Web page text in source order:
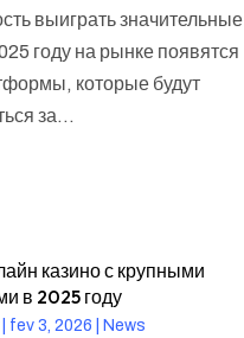
выиграть значительные
году на рынке появятся
которые будут
за...
казино с крупными
в 2025 году
fev 3, 2026 News